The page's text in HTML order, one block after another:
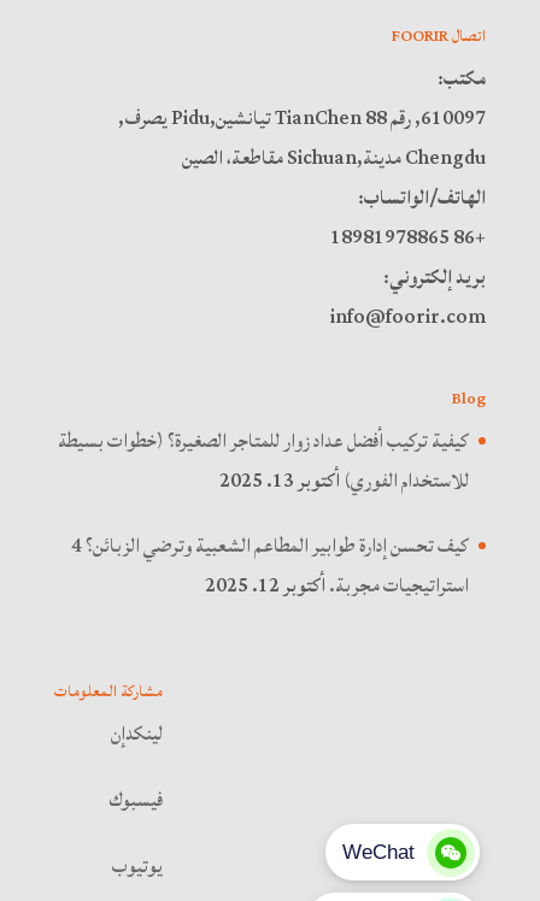
اتصال FOORIR
مكتب:
610097, رقم 88 TianChen تيانشين,Pidu يصرف,
Chengdu مدينة,Sichuan مقاطعة، الصين
الهاتف/الواتساب:
+86 18981978865
بريد إلكتروني:
info@foorir.com
Blog
كيفية تركيب أفضل عداد زوار للمتاجر الصغيرة؟ (خطوات بسيطة
للاستخدام الفوري)أكتوبر 13. 2025
كيف تحسن إدارة طوابير المطاعم الشعبية وترضي الزبائن؟ 4
استراتيجيات مجربة.أكتوبر 12. 2025
مشاركة المعلومات
لينكدإن
فيسبوك
يوتيوب